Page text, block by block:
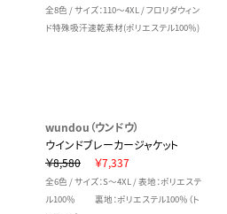
全8色 / サイズ：110～4XL / フロリダウィン
ド特殊吸汗速乾素材(ポリエステル100％)
wundou（ウンドウ）
ウインドブレーカージャケット
￥8,580
￥7,337
全6色 / サイズ：S～4XL / 表地：ポリエステ
ル100％ 裏地：ポリエステル100％（ト